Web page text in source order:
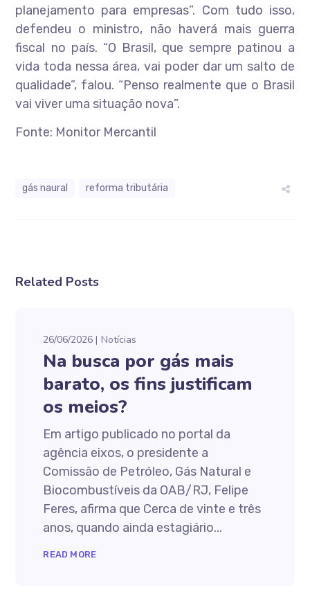
planejamento para empresas”. Com tudo isso,
defendeu o ministro, não haverá mais guerra
fiscal no país. “O Brasil, que sempre patinou a
vida toda nessa área, vai poder dar um salto de
qualidade”, falou. “Penso realmente que o Brasil
vai viver uma situação nova”.
Fonte: Monitor Mercantil
gás naural reforma tributária
Related Posts
26/06/2026 Notícias
Na busca por gás mais
barato, os fins justificam
os meios?
Em artigo publicado no portal da
agência eixos, o presidente a
Comissão de Petróleo, Gás Natural e
Biocombustíveis da OAB/RJ, Felipe
Feres, afirma que Cerca de vinte e três
anos, quando ainda estagiário...
READ MORE